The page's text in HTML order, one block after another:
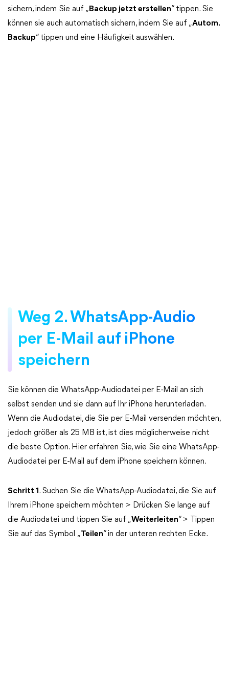
sichern, indem Sie auf „ Backup jetzt erstellen“ tippen. Sie
können sie auch automatisch sichern, indem Sie auf „Autom.
Backup“ tippen und eine Häufigkeit auswählen.
Weg 2. WhatsApp-Audio
per E-Mail auf iPhone
speichern
Sie können die WhatsApp-Audiodatei per E-Mail an sich
selbst senden und sie dann auf Ihr iPhone herunterladen.
Wenn die Audiodatei, die Sie per E-Mail versenden möchten,
jedoch größer als 25 MB ist, ist dies möglicherweise nicht
die beste Option. Hier erfahren Sie, wie Sie eine WhatsApp-
Audiodatei per E-Mail auf dem iPhone speichern können.
Schritt 1 . Suchen Sie die WhatsApp-Audiodatei, die Sie auf
Ihrem iPhone speichern möchten > Drücken Sie lange auf
die Audiodatei und tippen Sie auf „Weiterleiten“ > Tippen
Sie auf das Symbol „Teilen“ in der unteren rechten Ecke.